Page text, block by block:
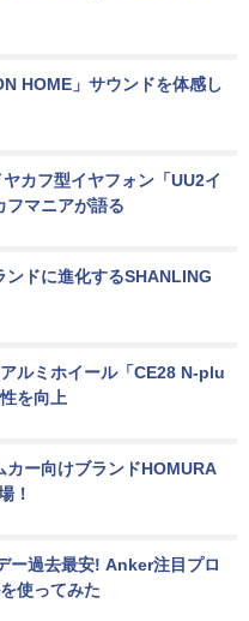
HOME」サウンドを体感し
カフ型イヤフォン「UU2イ
フマニアが語る
ンドに進化するSHANLING
ルミホイール「CE28 N-plu
を向上
カー向けブランドHOMURA
！
ー過去最安! Anker注目プロ
使ってみた